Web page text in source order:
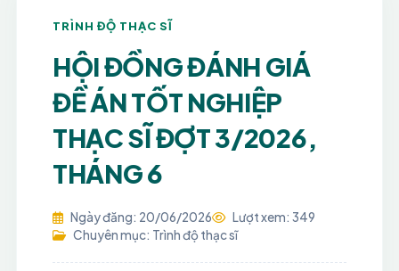
TRÌNH ĐỘ THẠC SĨ
HỘI ĐỒNG ĐÁNH GIÁ
ĐỀ ÁN TỐT NGHIỆP
THẠC SĨ ĐỢT 3/2026,
THÁNG 6
Ngày đăng: 20/06/2026
Lượt xem: 349
Chuyên mục: Trình độ thạc sĩ